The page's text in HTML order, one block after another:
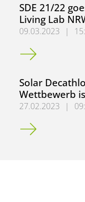
SDE 21/22
Living Lab
09.03.2023 |
SDE 21/22 goes
Solar
Wettbewerb
27.02.2023 |
Solar Decathlon